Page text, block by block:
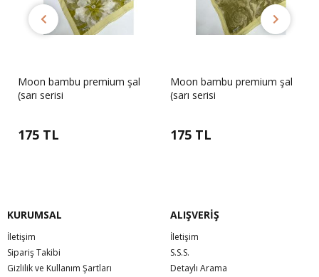
Moon bambu premium şal
(sarı serisi
175 TL
Moon bambu premium şal
(sarı serisi
175 TL
KURUMSAL
İletişim
Sipariş Takibi
Gizlilik ve Kullanım Şartları
ALIŞVERİŞ
İletişim
S.S.S.
Detaylı Arama